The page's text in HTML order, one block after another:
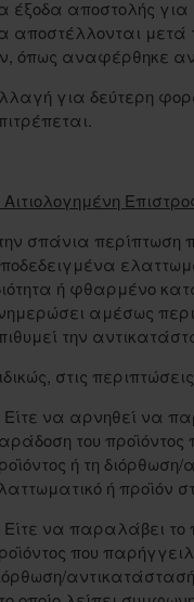
έξοδα αποστολής για
αποστέλλονται μετά
όπως αναφέρθηκε
για δεύτερη
Αιτιολογημένη
σπάνια περίπτωση
ή φθαρμένο
αμέσως
την
στις
Είτε να αρνηθεί να
του
ή τη
ή προϊόν
Είτε να παραλάβει το
που